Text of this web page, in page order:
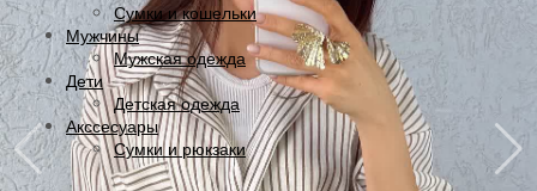
Сумки и кошельки
Мужчины
Мужская одежда
Дети
Детская одежда
Акссесуары
Сумки и рюкзаки